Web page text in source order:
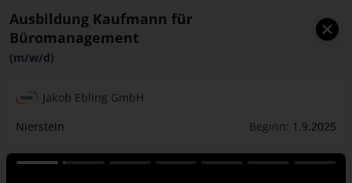
Ausbildung Kaufmann für
Büromanagement
(m/w/d)
Jakob Ebling GmbH
Nierstein
Beginn: 1.9.2025